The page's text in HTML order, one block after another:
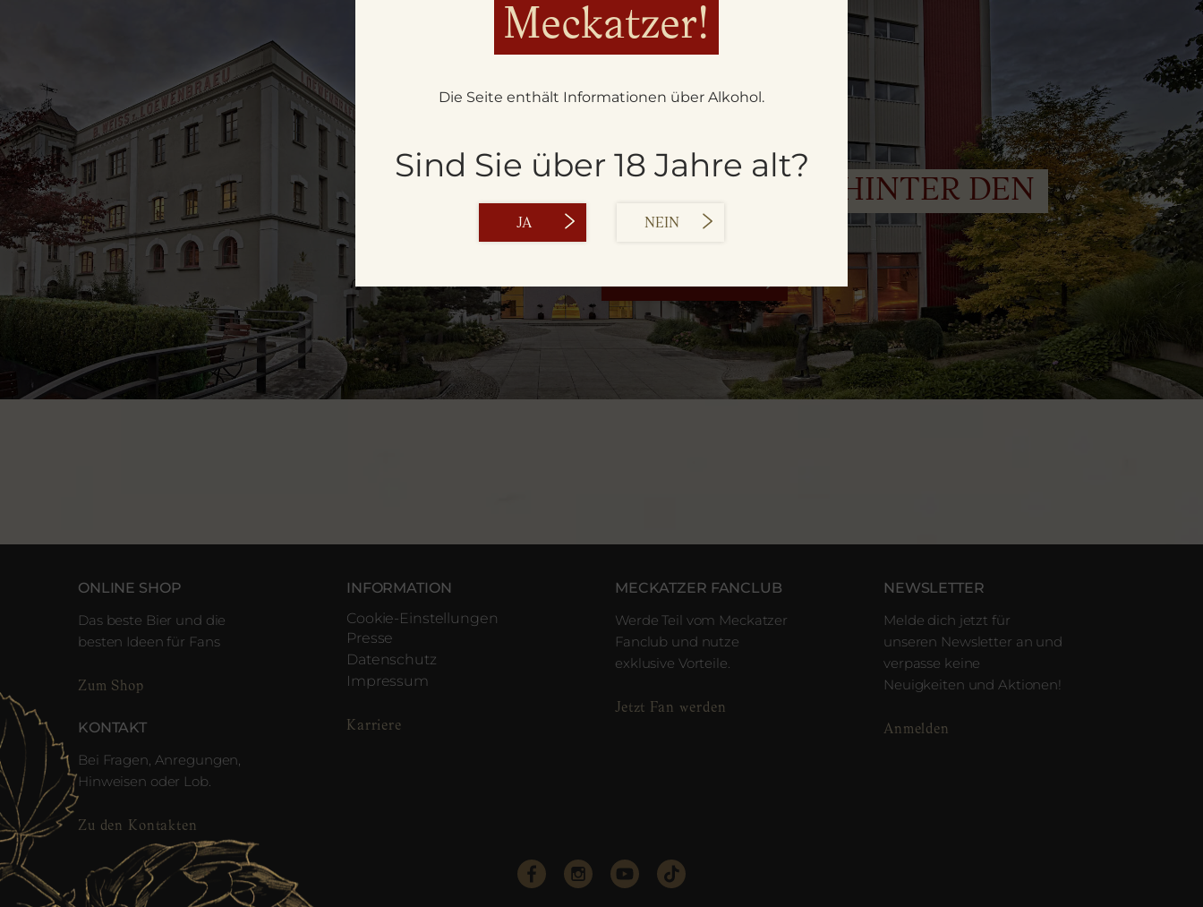
Meckatzer!
Die Seite enthält Informationen über Alkohol.
Sind Sie über 18 Jahre alt?
JA NEIN
DIE BRAUEREI HINTER DEN
KULISSEN
ONLINE SHOP
Das beste Bier und die
besten Ideen für Fans
Zum Shop
KONTAKT
Bei Fragen, Anregungen,
Hinweisen oder Lob.
Zu den Kontakten
INFORMATION
Cookie-Einstellungen
Presse
Datenschutz
Impressum
Karriere
MECKATZER FANCLUB
Werde Teil vom Meckatzer
Fanclub und nutze
exklusive Vorteile.
Jetzt Fan werden
NEWSLETTER
Melde dich jetzt für
unseren Newsletter an und
verpasse keine
Neuigkeiten und Aktionen!
Anmelden